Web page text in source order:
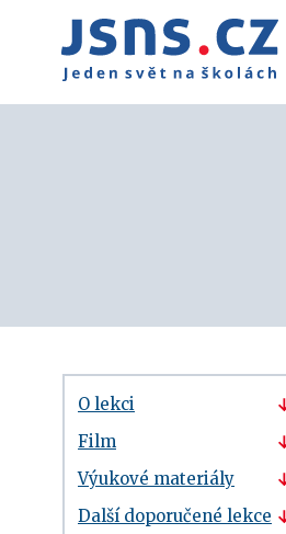
O lekci
Film
Výukové materiály
Další doporučené lekce